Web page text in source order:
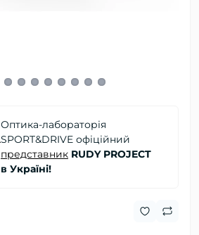
Оптика-лабораторія
SPORT&DRIVE офіційний
представник RUDY PROJECT
в Україні!